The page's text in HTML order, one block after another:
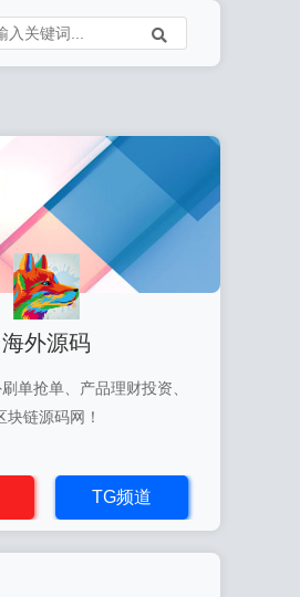
海外源码
单抢单、产品理财投资、
块链源码网！
TG频道